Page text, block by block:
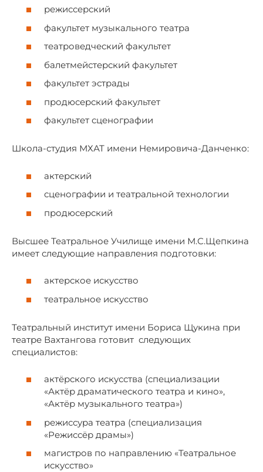
режиссерский
факультет музыкального театра
театроведческий факультет
балетмейстерский факультет
факультет эстрады
продюсерский факультет
факультет сценографии
Школа-студия МХАТ имени Немировича-Данченко:
актерский
сценографии и театральной технологии
продюсерский
Высшее Театральное Училище имени М.С.Щепкина
имеет следующие направления подготовки:
актерское искусство
театральное искусство
Театральный институт имени Бориса Щукина при
театре Вахтангова готовит следующих
специалистов:
актёрского искусства (специализации
«Актёр драматического театра и кино»,
«Актёр музыкального театра»)
режиссура театра (специализация
«Режиссёр драмы»)
магистров по направлению «Театральное
искусство»